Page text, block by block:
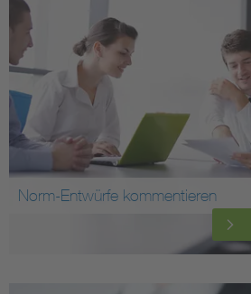
Norm-Entwürfe kommentieren